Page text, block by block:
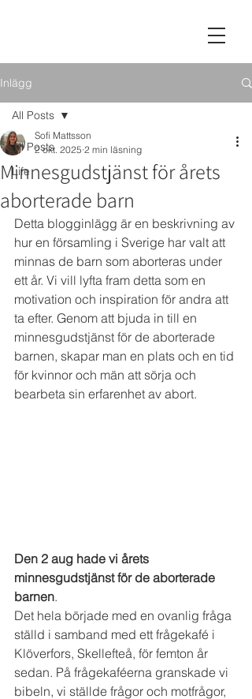
Inlägg
All Posts
Life
All Posts
Minnesgudstjänst för årets
aborterade barn
Sofi Mattsson
2 okt. 2025 2 min läsning
Detta blogginlägg är en beskrivning av
hur en församling i Sverige har valt att
minnas de barn som aborteras under
ett år. Vi vill lyfta fram detta som en
motivation och inspiration för andra att
ta efter. Genom att bjuda in till en
minnesgudstjänst för de aborterade
barnen, skapar man en plats och en tid
för kvinnor och män att sörja och
bearbeta sin erfarenhet av abort.
Den 2 aug hade vi årets
minnesgudstjänst för de aborterade
barnen.
Det hela började med en ovanlig fråga
ställd i samband med ett frågekafé i
Klöverfors, Skel­lefteå, för femton år
sedan. På frågekaféerna granskade vi
bibeln, vi ställde frågor och motfrågor,